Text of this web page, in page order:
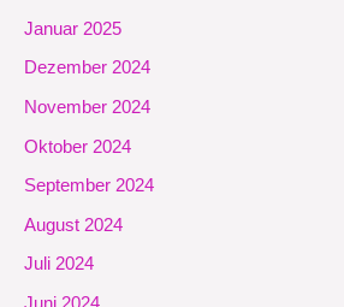
Januar 2025
Dezember 2024
November 2024
Oktober 2024
September 2024
August 2024
Juli 2024